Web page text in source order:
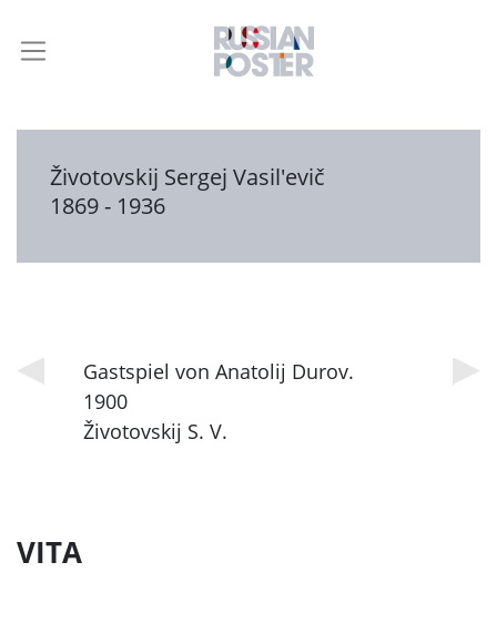
Životovskij Sergej Vasil'evič
1869 - 1936
Gastspiel von Anatolij Durov.
1900
Životovskij S. V.
VITA